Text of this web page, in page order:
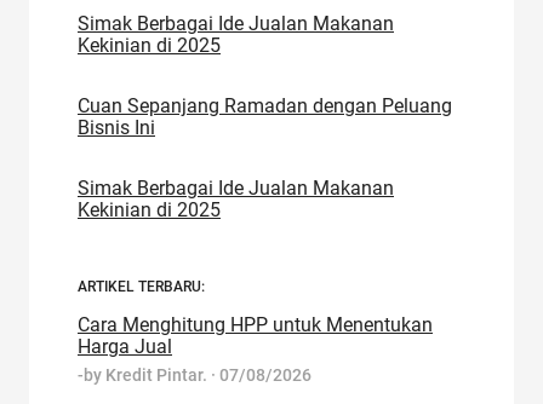
Simak Berbagai Ide Jualan Makanan
Kekinian di 2025
Cuan Sepanjang Ramadan dengan Peluang
Bisnis Ini
Simak Berbagai Ide Jualan Makanan
Kekinian di 2025
ARTIKEL TERBARU:
Cara Menghitung HPP untuk Menentukan
Harga Jual
-by Kredit Pintar. · 07/08/2026